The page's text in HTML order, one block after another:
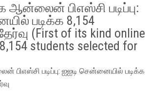
ஆன்லைன் பிஎஸ்சி படிப்பு:
படிக்க 8,154
(First of its kind online
students selected for
படிப்பு: ஐஐடி சென்னையில் படிக்க